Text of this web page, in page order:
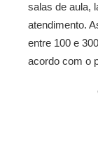
salas de aula,
atendimento.
entre 100 e
acordo com o